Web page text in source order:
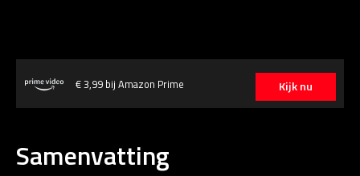
Kijk nu
€ 3,99 bij Amazon Prime
Samenvatting